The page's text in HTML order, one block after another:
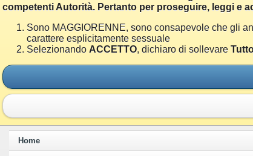
competenti Autorità. Pertanto per proseguire, leggi e
Sono MAGGIORENNE, sono consapevole che gli
carattere esplicitamente sessuale
Selezionando ACCETTO, dichiaro di sollevare
Home